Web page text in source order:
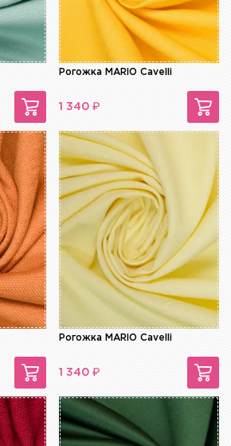
Рогожка MARIO Cavelli
1 340 ₽
Рогожка MARIO Cavelli
1 340 ₽